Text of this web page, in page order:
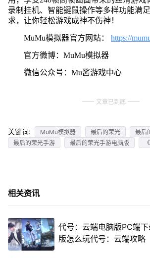
录制挂机、智能键鼠操作等多样功能满
求，让你轻松游戏成神不伤神！
MuMu模拟器官方网站： https://
官方微博：MuMu模拟器
微信公众号：Mu酱游戏中心
文章已到底
关键词: MuMu模拟器 最后的荣光
最后
最后的荣光手游
最后的荣光手游电脑版
相关资讯
代号：云端电脑版PC端
版怎么玩代号：云端攻略